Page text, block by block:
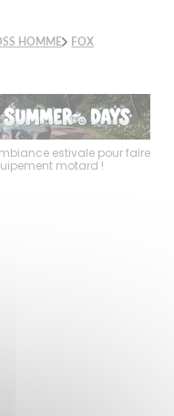
HOMME FOX
estivale pour faire
motard !